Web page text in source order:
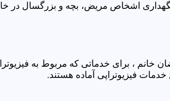
اشخاص مریض، بچه و بزرگسال در
خانم ، برای خدماتی که مربوط به
خدمات فیزیوتراپی آماده هستند.